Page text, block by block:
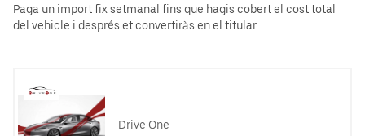
Paga un import fix setmanal fins que hagis cobert el cost total
del vehicle i després et convertiràs en el titular
Drive One